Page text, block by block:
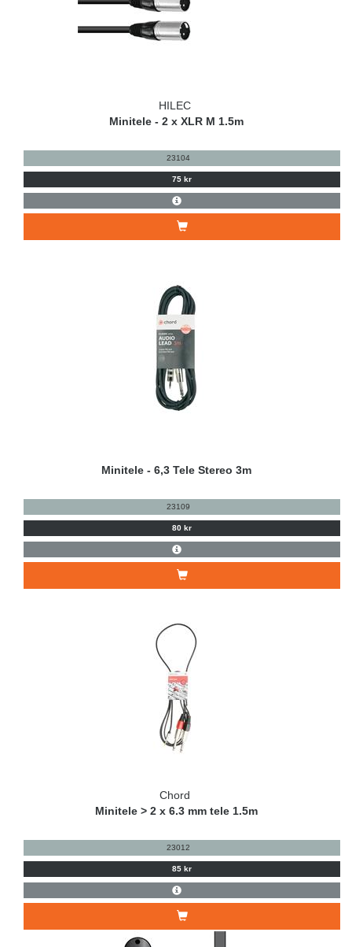
HILEC
Minitele - 2 x XLR M 1.5m
23104
75 kr
Minitele - 6,3 Tele Stereo 3m
23109
80 kr
Chord
Minitele > 2 x 6.3 mm tele 1.5m
23012
85 kr